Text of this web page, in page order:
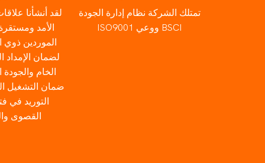
لقد أنشأنا
الأمد
الموردين ذوي
لضمان الإمداد
الخام والجودة
ضمان التشغيل
التوريد في
القصوى
تمتلك الشركة نظام إدارة الجودة
ISO9001 ووعي BSCI